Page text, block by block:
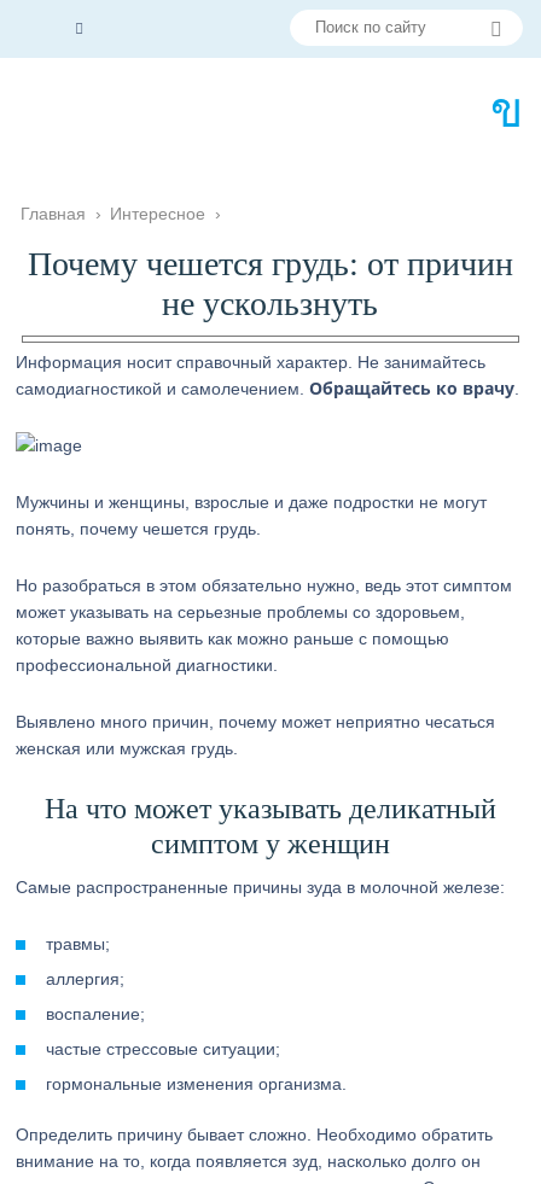
Главная › Интересное ›
Почему чешется грудь: от причин
не ускользнуть
Информация носит справочный характер. Не занимайтесь
самодиагностикой и самолечением.Обращайтесь ко врачу
Мужчины и женщины, взрослые и даже подростки не могут
понять, почему чешется грудь.
Но разобраться в этом обязательно нужно, ведь этот симптом
может указывать на серьезные проблемы со здоровьем,
которые важно выявить как можно раньше с помощью
профессиональной диагностики.
Выявлено много причин, почему может неприятно чесаться
женская или мужская грудь.
На что может указывать деликатный
симптом у женщин
Самые распространенные причины зуда в молочной железе:
травмы;
аллергия;
воспаление;
частые стрессовые ситуации;
гормональные изменения организма.
Определить причину бывает сложно. Необходимо обратить
внимание на то, когда появляется зуд, насколько долго он